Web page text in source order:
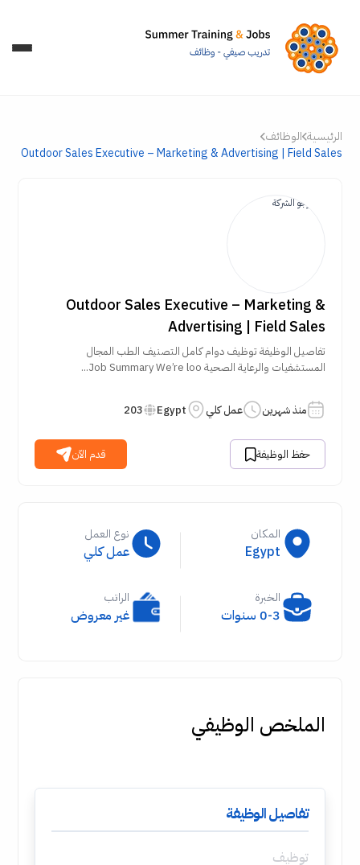
الرئيسية الوظائف
Outdoor Sales Executive – Marketing & Advertising | Field Sales
Outdoor Sales Executive – Marketing &
Advertising | Field Sales
تفاصيل الوظيفة توظيف دوام كامل التصنيف الطب المجال
المستشفيات والرعاية الصحية Job Summary We’re loo...
منذ شهرين عمل كلي Egypt
203
حفظ الوظيفة قدم الآن
المكان
Egypt
نوع العمل
عمل كلي
الخبرة
0-3 سنوات
الراتب
غير معروض
الملخص الوظيفي
تفاصيل الوظيفة
توظيف